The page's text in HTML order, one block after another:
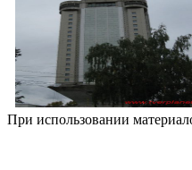
При использовании